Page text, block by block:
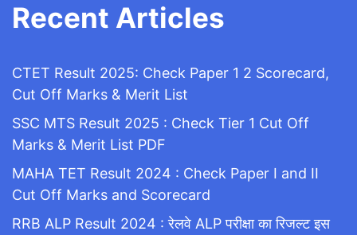
Recent Articles
CTET Result 2025: Check Paper 1 2 Scorecard,
Cut Off Marks & Merit List
SSC MTS Result 2025 : Check Tier 1 Cut Off
Marks & Merit List PDF
MAHA TET Result 2024 : Check Paper I and II
Cut Off Marks and Scorecard
RRB ALP Result 2024 : रेलवे ALP परीक्षा का रिजल्ट इस